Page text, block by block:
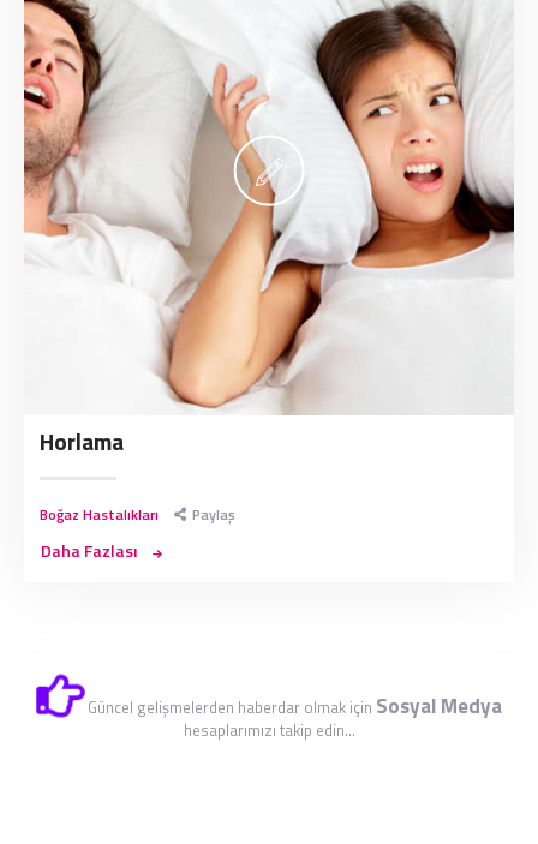
Horlama
Boğaz Hastalıkları Paylaş
Daha Fazlası
Güncel gelişmelerden haberdar olmak için Sosyal Medya
hesaplarımızı takip edin...